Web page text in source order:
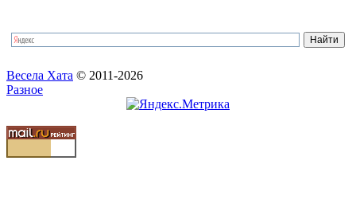
Весела Хата © 2011-2026
Разное